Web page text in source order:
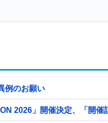
例のお願い
2026」開催決定、「開催